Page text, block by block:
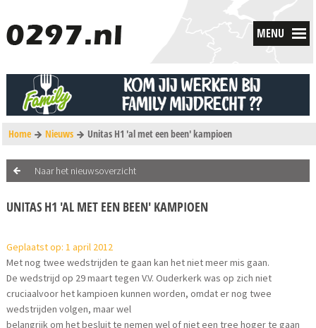
MENU
Home Nieuws Unitas H1 'al met een been' kampioen
Naar het nieuwsoverzicht
UNITAS H1 'AL MET EEN BEEN' KAMPIOEN
Geplaatst op: 1 april 2012
Met nog twee wedstrijden te gaan kan het niet meer mis gaan.
De wedstrijd op 29 maart tegen V.V. Ouderkerk was op zich niet
cruciaalvoor het kampioen kunnen worden, omdat er nog twee
wedstrijden volgen, maar wel
belangrijk om het besluit te nemen wel of niet een tree hoger te gaan